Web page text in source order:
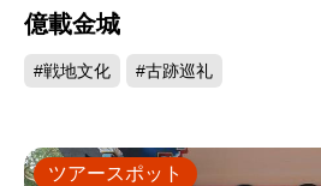
億載金城
#戦地文化 #古跡巡礼
ツアースポット